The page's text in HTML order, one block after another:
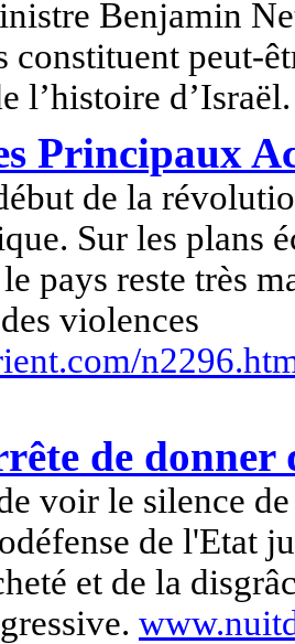
Benjamin
constituent peut-
l’histoire d’Israël.
Principaux
de la
Sur les plans
pays reste très
violences
de donner
voir le silence
de l'Etat
et de la